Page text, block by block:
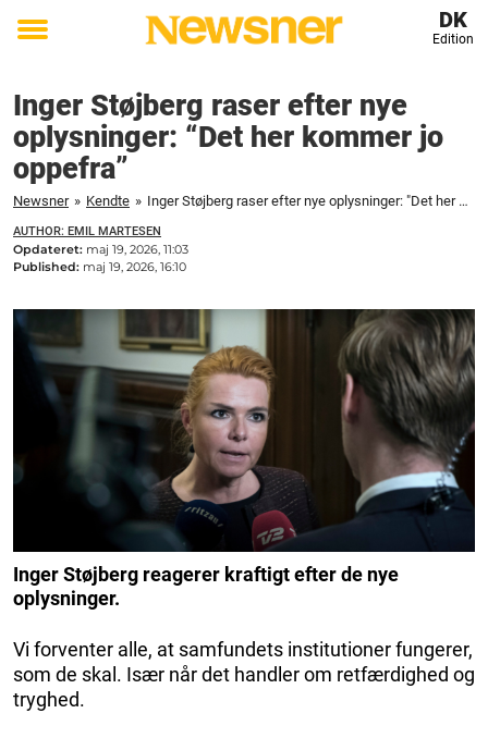
Toggle
DK
Edition
Inger Støjberg raser efter nye
oplysninger: “Det her kommer jo
oppefra”
Newsner » Kendte » Inger Støjberg raser efter nye oplysninger: "Det her kommer jo oppefra"
AUTHOR: EMIL MARTESEN
Opdateret: maj 19, 2026, 11:03
Published: maj 19, 2026, 16:10
Inger Støjberg reagerer kraftigt efter de nye
oplysninger.
Vi forventer alle, at samfundets institutioner fungerer,
som de skal. Især når det handler om retfærdighed og
tryghed.